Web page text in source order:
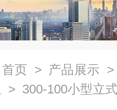
首页 > 产品展示
> 300-100小型立